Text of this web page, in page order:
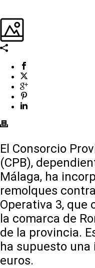
El Consorcio
(CPB),
Málaga, ha
remolques
Operativa 3, que
la comarca de
de la provincia.
ha supuesto una
euros.